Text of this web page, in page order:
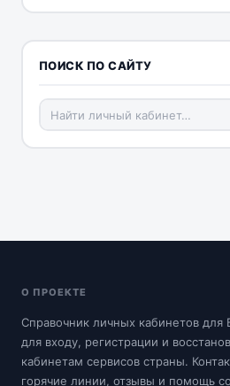
ПОИСК ПО САЙТУ
О ПРОЕКТЕ
Справочник личных кабинетов для
для входу, регистрации и
кабинетам сервисов страны.
горячие линии, отзывы и помощь